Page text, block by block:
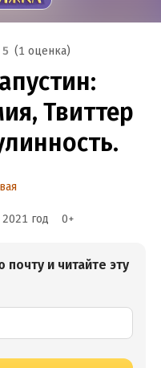
5 (1 оценка)
Твиттер
2021 год 0+
и читайте эту